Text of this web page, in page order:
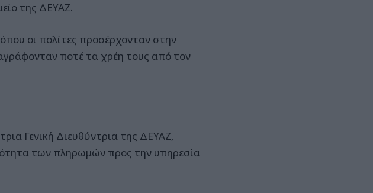
της ΔΕΥΑΖ.
οι πολίτες προσέρχονταν στην
ποτέ τα χρέη τους από τον
Γενική Διευθύντρια της ΔΕΥΑΖ,
των πληρωμών προς την υπηρεσία